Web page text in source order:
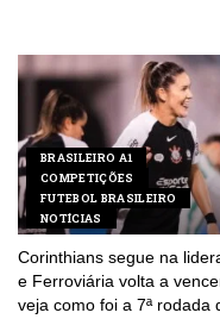
BRASILEIRO A1
COMPETIÇÕES
FUTEBOL BRASILEIRO
NOTÍCIAS
Corinthians segue na
e Ferroviária volta a
veja como foi a 7ª rodada